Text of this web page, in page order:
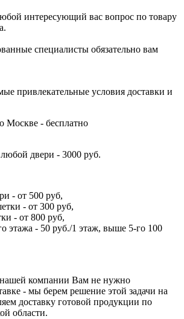
интересующий вас вопрос по товару
специалисты обязательно вам
привлекательные условия доставки и
Москве - бесплатно
двери - 3000 руб.
- от 500 руб,
- от 300 руб,
- от 800 руб,
этажа - 50 руб./1 этаж, выше 5-го 100
нашей компании Вам не нужно
- мы берем решение этой задачи на
доставку готовой продукции по
области.